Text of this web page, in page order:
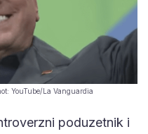
YouTube/La Vanguardia
poduzetnik i